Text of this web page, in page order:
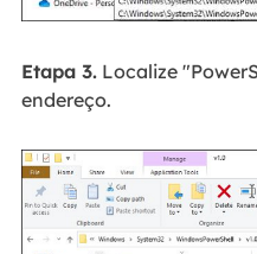
Etapa 3.Localize
endereço.